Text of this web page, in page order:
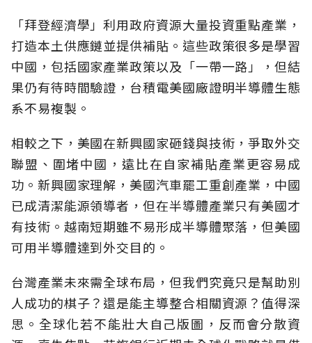
「拜登經濟學」利用政府資源大量投資重點產業，
打造本土供應鏈並提供補貼。這些政策很多是學習
中國，包括國家產業政策以及「一帶一路」，但結
果仍有待時間驗證，台積電美國廠證明半導體生態
系不易複製。
相較之下，美國在新興國家砸錢與技術，爭取外交
聯盟、圍堵中國，遠比在自家補貼產業更容易成
功。新興國家理解，美國汽車罷工重創產業，中國
已成清潔能源領導者，但在半導體產業只有美國才
有技術。越南短期雖不易形成半導體聚落，但美國
可用半導體達到外交目的。
台灣產業未來需全球布局，但我們究竟只是幫助別
人成功的棋子？還是能主導整合相關資源？值得深
思。全球化若不能壯大自己版圖，反而會分散資